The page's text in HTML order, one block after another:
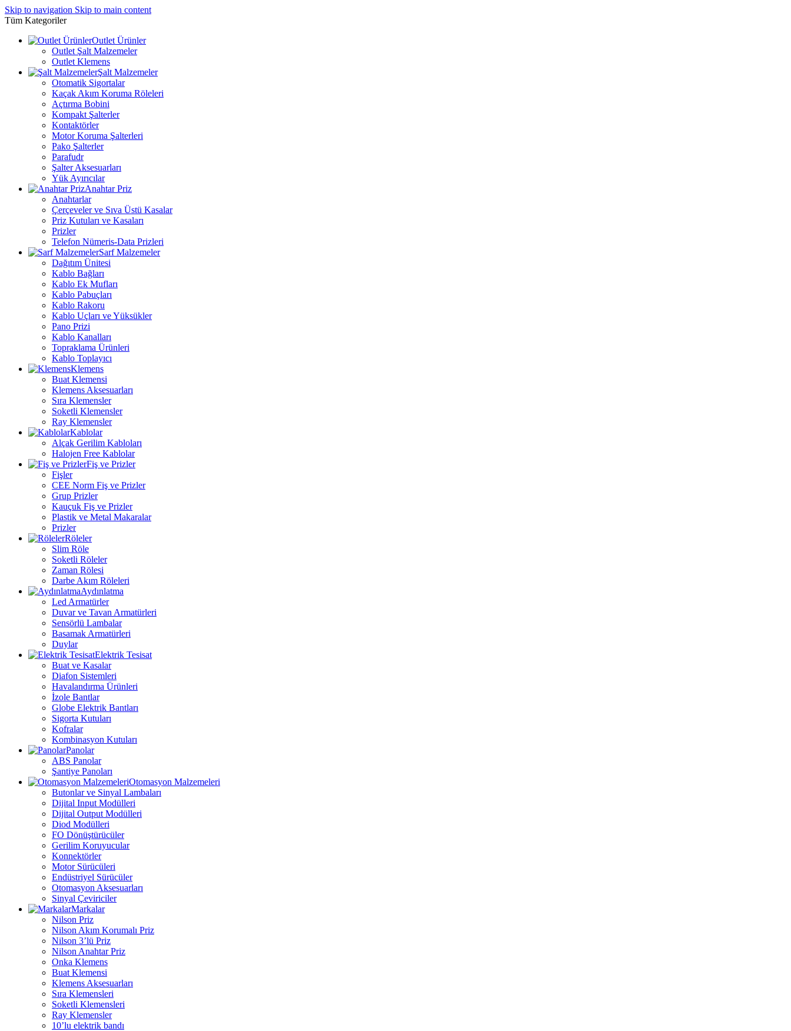
Skip to navigation Skip to main content
Tüm Kategoriler
Outlet Ürünler
Outlet Şalt Malzemeler
Outlet Klemens
Şalt Malzemeler
Otomatik Sigortalar
Kaçak Akım Koruma Röleleri
Açtırma Bobini
Kompakt Şalterler
Kontaktörler
Motor Koruma Şalterleri
Pako Şalterler
Parafudr
Şalter Aksesuarları
Yük Ayırıcılar
Anahtar Priz
Anahtarlar
Çerçeveler ve Sıva Üstü Kasalar
Priz Kutuları ve Kasaları
Prizler
Telefon Nümeris-Data Prizleri
Sarf Malzemeler
Dağıtım Ünitesi
Kablo Bağları
Kablo Ek Mufları
Kablo Pabuçları
Kablo Rakoru
Kablo Uçları ve Yüksükler
Pano Prizi
Kablo Kanalları
Topraklama Ürünleri
Kablo Toplayıcı
Klemens
Buat Klemensi
Klemens Aksesuarları
Sıra Klemensler
Soketli Klemensler
Ray Klemensler
Kablolar
Alçak Gerilim Kabloları
Halojen Free Kablolar
Fiş ve Prizler
Fişler
CEE Norm Fiş ve Prizler
Grup Prizler
Kauçuk Fiş ve Prizler
Plastik ve Metal Makaralar
Prizler
Röleler
Slim Röle
Soketli Röleler
Zaman Rölesi
Darbe Akım Röleleri
Aydınlatma
Led Armatürler
Duvar ve Tavan Armatürleri
Sensörlü Lambalar
Basamak Armatürleri
Duylar
Elektrik Tesisat
Buat ve Kasalar
Diafon Sistemleri
Havalandırma Ürünleri
İzole Bantlar
Globe Elektrik Bantları
Sigorta Kutuları
Kofralar
Kombinasyon Kutuları
Panolar
ABS Panolar
Şantiye Panoları
Otomasyon Malzemeleri
Butonlar ve Sinyal Lambaları
Dijital Input Modülleri
Dijital Output Modülleri
Diod Modülleri
FO Dönüştürücüler
Gerilim Koruyucular
Konnektörler
Motor Sürücüleri
Endüstriyel Sürücüler
Otomasyon Aksesuarları
Sinyal Çeviriciler
Markalar
Nilson Priz
Nilson Akım Korumalı Priz
Nilson 3’lü Priz
Nilson Anahtar Priz
Onka Klemens
Buat Klemensi
Klemens Aksesuarları
Sıra Klemensleri
Soketli Klemensleri
Ray Klemensler
10’lu elektrik bandı